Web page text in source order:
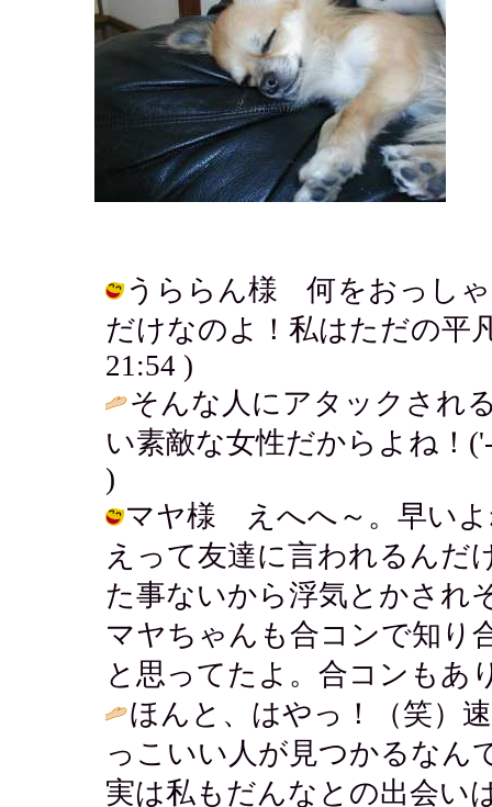
うららん様 何をおっし
だけなのよ！私はただの平
21:54 )
そんな人にアタックされ
い素敵な女性だからよね！
)
マヤ様 えへへ～。早いよ
えって友達に言われるんだ
た事ないから浮気とかされ
マヤちゃんも合コンで知り
と思ってたよ。合コンもあ
ほんと、はやっ！（笑）
っこいい人が見つかるなん
実は私もだんなとの出会い